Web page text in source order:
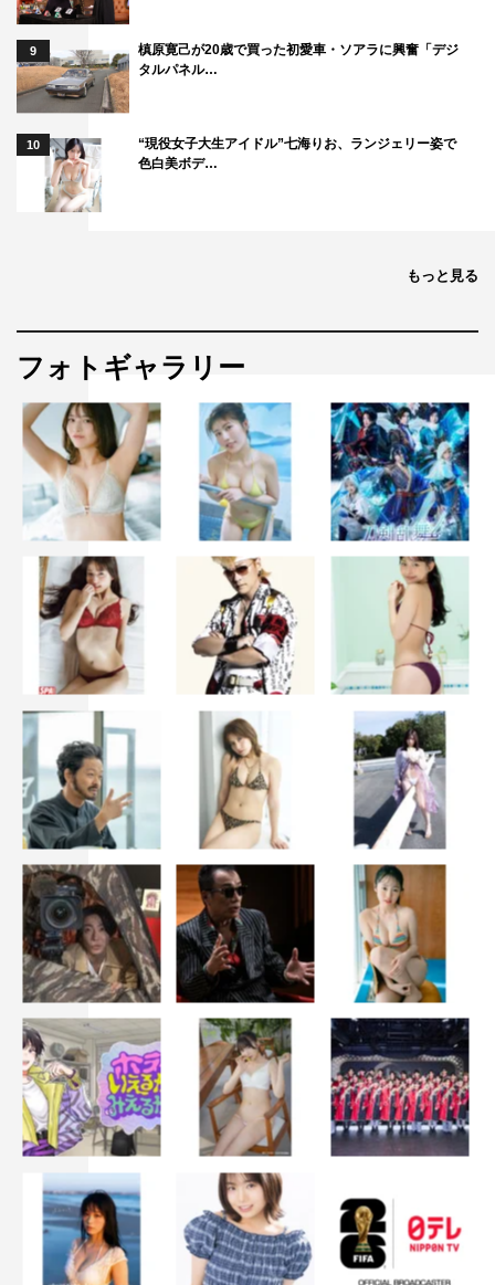
9
槙原寛己が20歳で買った初愛車・ソアラに興奮「デジ
タルパネル…
10
“現役女子大生アイドル”七海りお、ランジェリー姿で
色白美ボデ…
もっと見る
フォトギャラリー